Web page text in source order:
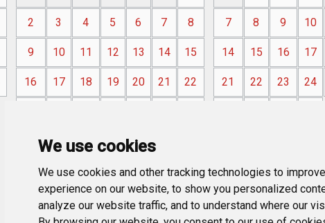
We use cookies
We use cookies and other tracking technologies to
experience on our website, to show you personalized
analyze our website traffic, and to understand where our
2 3 4 5 6 7 8
9 10 11 12 13 14 15
16 17 18 19 20 21 22
7 8 9 10
14 15 16 17
21 22 23 24